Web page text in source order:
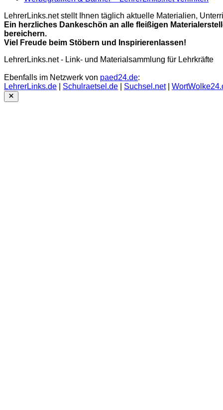
LehrerLinks.net stellt Ihnen täglich aktuelle Materialien,
Ein herzliches Dankeschön an alle fleißigen
bereichern.
Viel Freude beim Stöbern und Inspirierenlassen!
LehrerLinks.net - Link- und Materialsammlung für Lehrkräfte
Ebenfalls im Netzwerk von paed24.de:
LehrerLinks.de
Schulraetsel.de Suchsel.net|
Close